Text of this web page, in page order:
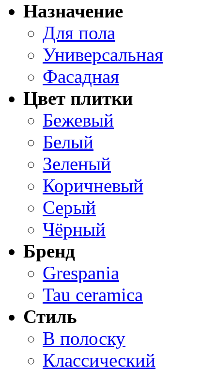
Назначение
Для пола
Универсальная
Фасадная
Цвет плитки
Бежевый
Белый
Зеленый
Коричневый
Серый
Чёрный
Бренд
Grespania
Tau ceramica
Стиль
В полоску
Классический